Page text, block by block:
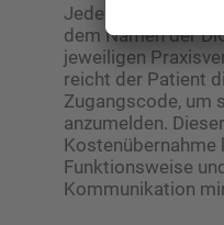
Jede DiGA verfügt
dem Namen der
jeweiligen
reicht der Patient
Zugangscode, um
anzumelden.
Kostenübernahme
Funktionsweise
Kommunikation